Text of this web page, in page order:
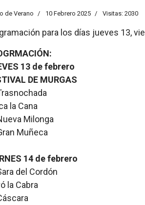
de Verano 10 Febrero 2025 Visitas: 2030
para los días jueves 13,
13 de febrero
DE MURGAS
la Cana
Milonga
Muñeca
14 de febrero
del Cordón
la Cabra